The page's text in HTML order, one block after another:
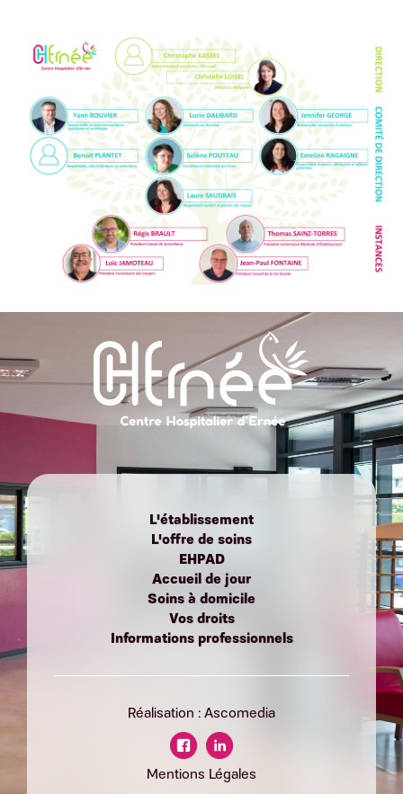
L'établissement
L'offre de soins
EHPAD
Accueil de jour
Soins à domicile
Vos droits
Informations professionnels
Réalisation : Ascomedia
Mentions Légales